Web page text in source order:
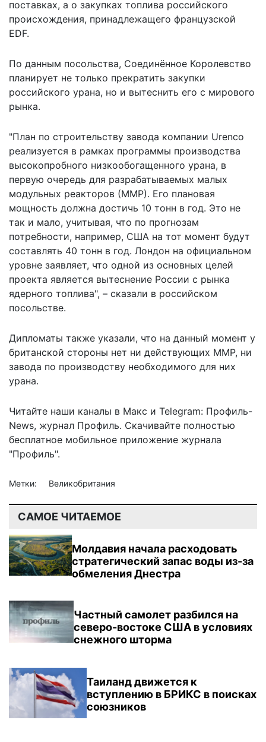
поставках, а о закупках топлива российского
происхождения, принадлежащего французской
EDF.
По данным посольства, Соединённое Королевство
планирует не только прекратить закупки
российского урана, но и вытеснить его с мирового
рынка.
"План по строительству завода компании Urenco
реализуется в рамках программы производства
высокопробного низкообогащенного урана, в
первую очередь для разрабатываемых малых
модульных реакторов (ММР). Его плановая
мощность должна достичь 10 тонн в год. Это не
так и мало, учитывая, что по прогнозам
потребности, например, США на тот момент будут
составлять 40 тонн в год. Лондон на официальном
уровне заявляет, что одной из основных целей
проекта является вытеснение России с рынка
ядерного топлива", – сказали в российском
посольстве.
Дипломаты также указали, что на данный момент у
британской стороны нет ни действующих ММР, ни
завода по производству необходимого для них
урана.
Читайте наши каналы в Макс и Telegram: Профиль-
News, журнал Профиль. Скачивайте полностью
бесплатное мобильное приложение журнала
"Профиль".
Метки: Великобритания
САМОЕ ЧИТАЕМОЕ
Молдавия начала расходовать
стратегический запас воды из-за
обмеления Днестра
Частный самолет разбился на
северо-востоке США в условиях
снежного шторма
Таиланд движется к
вступлению в БРИКС в поисках
союзников